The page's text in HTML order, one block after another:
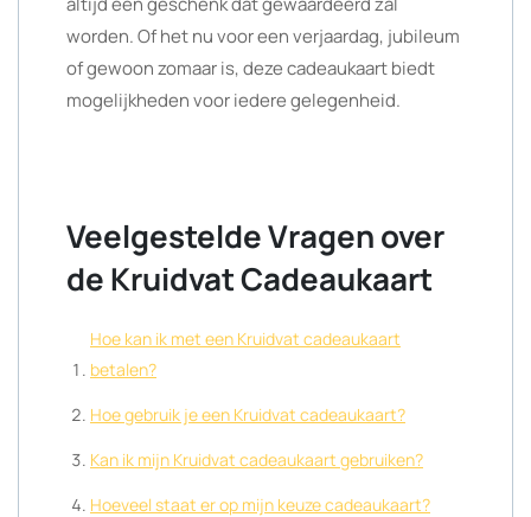
worden. Of het nu voor een verjaardag, jubileum
of gewoon zomaar is, deze cadeaukaart biedt
mogelijkheden voor iedere gelegenheid.
Veelgestelde Vragen over
de Kruidvat Cadeaukaart
Hoe kan ik met een Kruidvat cadeaukaart
betalen?
Hoe gebruik je een Kruidvat cadeaukaart?
Kan ik mijn Kruidvat cadeaukaart gebruiken?
Hoeveel staat er op mijn keuze cadeaukaart?